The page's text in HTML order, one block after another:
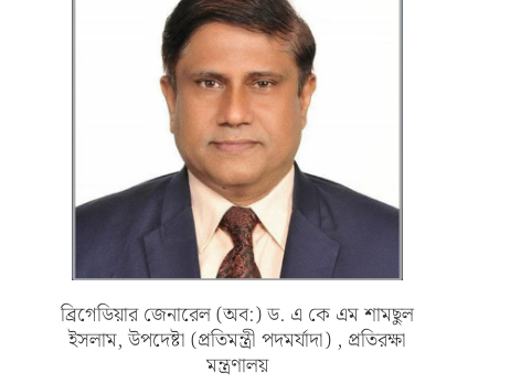
ব্রিগেডিয়ার জেনারেল (অব:) ড. এ কে এম শামছুল
ইসলাম, উপদেষ্টা (প্রতিমন্ত্রী পদমর্যাদা) , প্রতিরক্ষা
মন্ত্রণালয়